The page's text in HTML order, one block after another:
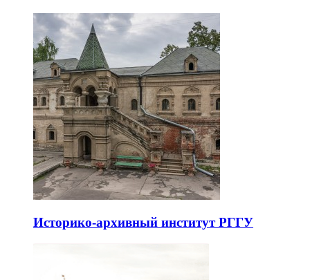
Историко-архивный институт РГГУ